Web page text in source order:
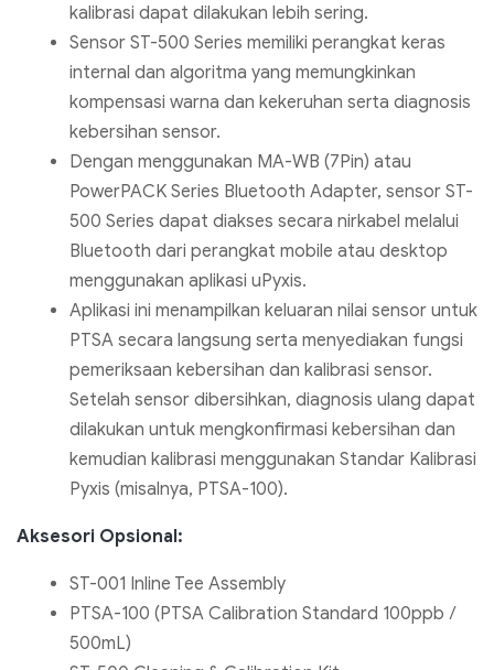
kalibrasi dapat dilakukan lebih sering.
Sensor ST-500 Series memiliki perangkat keras
internal dan algoritma yang memungkinkan
kompensasi warna dan kekeruhan serta diagnosis
kebersihan sensor.
Dengan menggunakan MA-WB (7Pin) atau
PowerPACK Series Bluetooth Adapter, sensor ST-
500 Series dapat diakses secara nirkabel melalui
Bluetooth dari perangkat mobile atau desktop
menggunakan aplikasi uPyxis.
Aplikasi ini menampilkan keluaran nilai sensor untuk
PTSA secara langsung serta menyediakan fungsi
pemeriksaan kebersihan dan kalibrasi sensor.
Setelah sensor dibersihkan, diagnosis ulang dapat
dilakukan untuk mengkonfirmasi kebersihan dan
kemudian kalibrasi menggunakan Standar Kalibrasi
Pyxis (misalnya, PTSA-100).
Aksesori Opsional:
ST-001 Inline Tee Assembly
PTSA-100 (PTSA Calibration Standard 100ppb /
500mL)